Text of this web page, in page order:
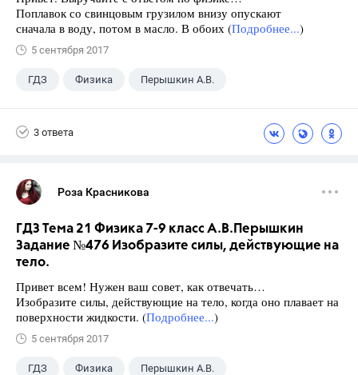
Поплавок со свинцовым грузилом внизу опускают
сначала в воду, потом в масло. В обоих (Подробнее...)
5 сентября 2017
ГДЗ Физика Перышкин А.В.
3 ответа
Роза Красникова
ГДЗ Тема 21 Физика 7-9 класс А.В.Перышкин
Задание №476 Изобразите силы, действующие на
тело.
Привет всем! Нужен ваш совет, как отвечать…
Изобразите силы, действующие на тело, когда оно плавает на
поверхности жидкости. (Подробнее...)
5 сентября 2017
ГДЗ Физика Перышкин А.В.